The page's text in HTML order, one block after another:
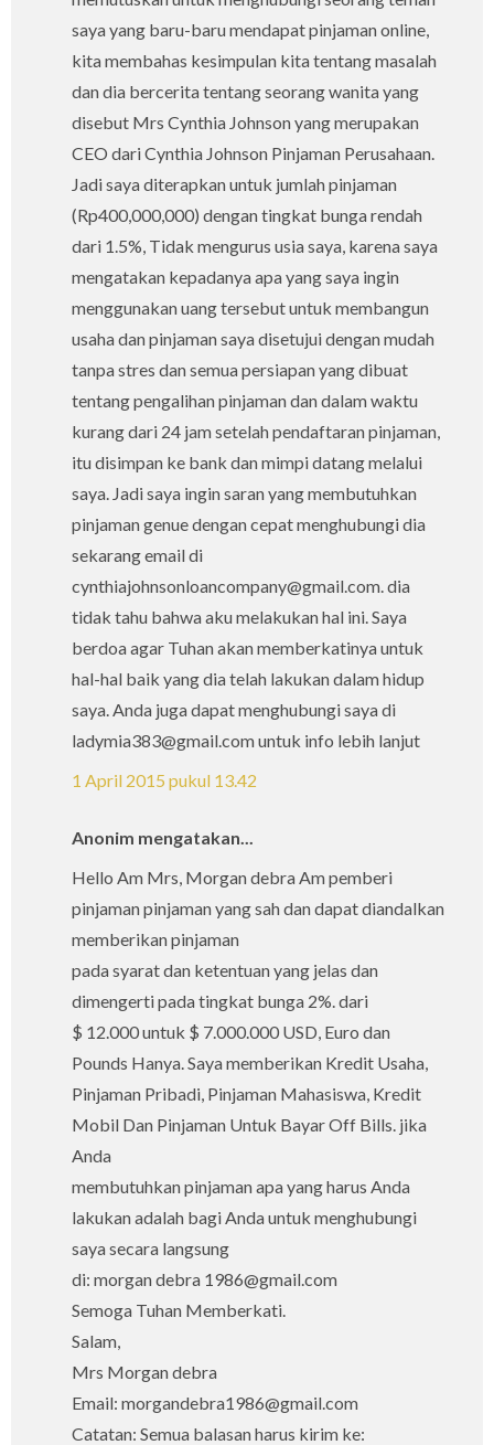
saya yang baru-baru mendapat pinjaman online,
kita membahas kesimpulan kita tentang masalah
dan dia bercerita tentang seorang wanita yang
disebut Mrs Cynthia Johnson yang merupakan
CEO dari Cynthia Johnson Pinjaman Perusahaan.
Jadi saya diterapkan untuk jumlah pinjaman
(Rp400,000,000) dengan tingkat bunga rendah
dari 1.5%, Tidak mengurus usia saya, karena saya
mengatakan kepadanya apa yang saya ingin
menggunakan uang tersebut untuk membangun
usaha dan pinjaman saya disetujui dengan mudah
tanpa stres dan semua persiapan yang dibuat
tentang pengalihan pinjaman dan dalam waktu
kurang dari 24 jam setelah pendaftaran pinjaman,
itu disimpan ke bank dan mimpi datang melalui
saya. Jadi saya ingin saran yang membutuhkan
pinjaman genue dengan cepat menghubungi dia
sekarang email di
cynthiajohnsonloancompany@gmail.com. dia
tidak tahu bahwa aku melakukan hal ini. Saya
berdoa agar Tuhan akan memberkatinya untuk
hal-hal baik yang dia telah lakukan dalam hidup
saya. Anda juga dapat menghubungi saya di
ladymia383@gmail.com untuk info lebih lanjut
1 April 2015 pukul 13.42
Anonim mengatakan...
Hello Am Mrs, Morgan debra Am pemberi
pinjaman pinjaman yang sah dan dapat diandalkan
memberikan pinjaman
pada syarat dan ketentuan yang jelas dan
dimengerti pada tingkat bunga 2%. dari
$ 12.000 untuk $ 7.000.000 USD, Euro dan
Pounds Hanya. Saya memberikan Kredit Usaha,
Pinjaman Pribadi, Pinjaman Mahasiswa, Kredit
Mobil Dan Pinjaman Untuk Bayar Off Bills. jika
Anda
membutuhkan pinjaman apa yang harus Anda
lakukan adalah bagi Anda untuk menghubungi
saya secara langsung
di: morgan debra 1986@gmail.com
Semoga Tuhan Memberkati.
Salam,
Mrs Morgan debra
Email: morgandebra1986@gmail.com
Catatan: Semua balasan harus kirim ke: